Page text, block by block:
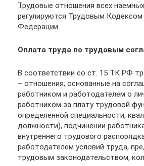
Трудовые отношения всех
регулируются Трудовым Кодексом
Федерации.
Оплата труда по трудовым
В соответствии со ст. 15 ТК РФ
– отношения, основанные на
работником и работодателем о
работником за плату трудовой
определенной специальности,
должности), подчинении
внутреннего трудового
работодателем условий труда,
трудовым законодательством,